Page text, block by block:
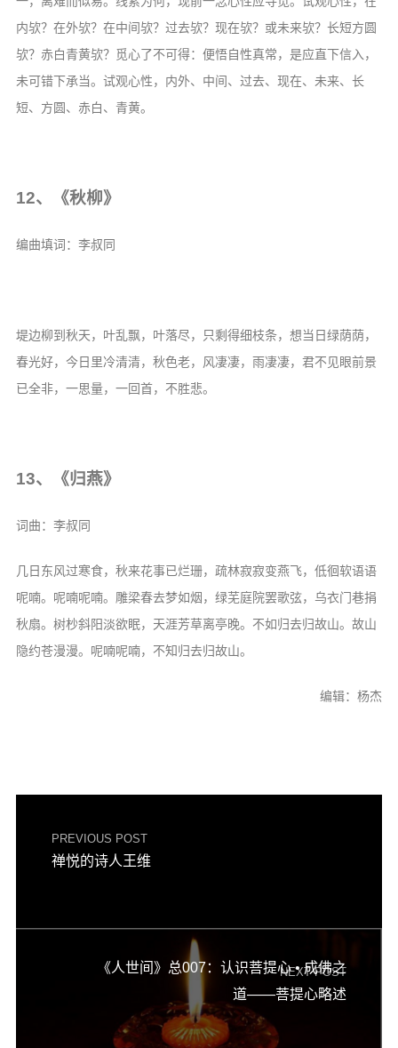
内欤？在外欤？在中间欤？过去欤？现在欤？或未来欤？长短方圆
欤？赤白青黄欤？觅心了不可得：便悟自性真常，是应直下信入，
未可错下承当。试观心性，内外、中间、过去、现在、未来、长
短、方圆、赤白、青黄。
12、《秋柳》
编曲填词：李叔同
堤边柳到秋天，叶乱飘，叶落尽，只剩得细枝条，想当日绿荫荫，
春光好，今日里冷清清，秋色老，风凄凄，雨凄凄，君不见眼前景
已全非，一思量，一回首，不胜悲。
13、《归燕》
词曲：李叔同
几日东风过寒食，秋来花事已烂珊，疏林寂寂变燕飞，低徊软语语
呢喃。呢喃呢喃。雕梁春去梦如烟，绿芜庭院罢歌弦，乌衣门巷捐
秋扇。树杪斜阳淡欲眠，天涯芳草离亭晚。不如归去归故山。故山
隐约苍漫漫。呢喃呢喃，不知归去归故山。
编辑：杨杰
PREVIOUS POST
禅悦的诗人王维
NEXT POST
《人世间》总007：认识菩提心 • 成佛之
道——菩提心略述